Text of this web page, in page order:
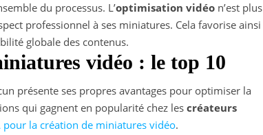
du processus. L’optimisation vidéo n’est plus
professionnel à ses miniatures. Cela favorise ainsi
globale des contenus.
vidéo : le top 10
présente ses propres avantages pour optimiser la
qui gagnent en popularité chez lescréateurs
pour la création de miniatures vidéo.